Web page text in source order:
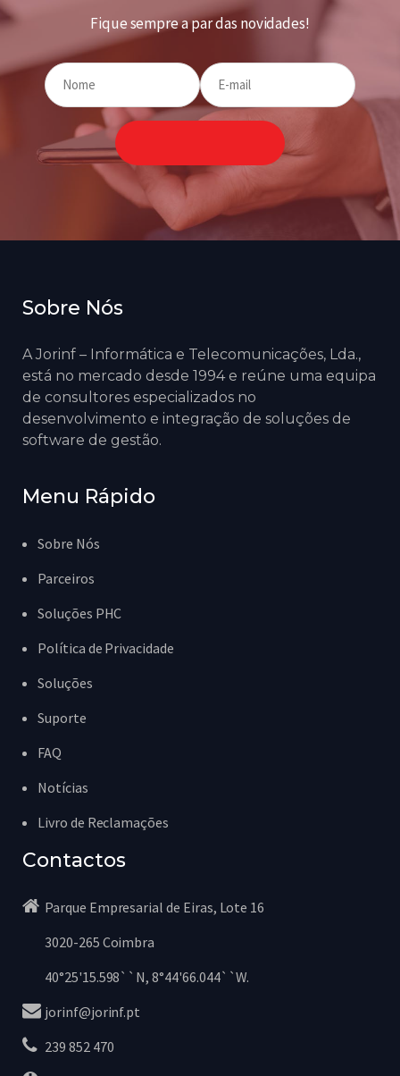
Fique sempre a par das novidades!
Sobre Nós
A Jorinf – Informática e Telecomunicações, Lda.,
está no mercado desde 1994 e reúne uma equipa
de consultores especializados no
desenvolvimento e integração de soluções de
software de gestão.
Menu Rápido
Sobre Nós
Parceiros
Soluções PHC
Política de Privacidade
Soluções
Suporte
FAQ
Notícias
Livro de Reclamações
Contactos
Parque Empresarial de Eiras, Lote 16
3020-265 Coimbra
40°25'15.598``N, 8°44'66.044``W.
jorinf@jorinf.pt
239 852 470